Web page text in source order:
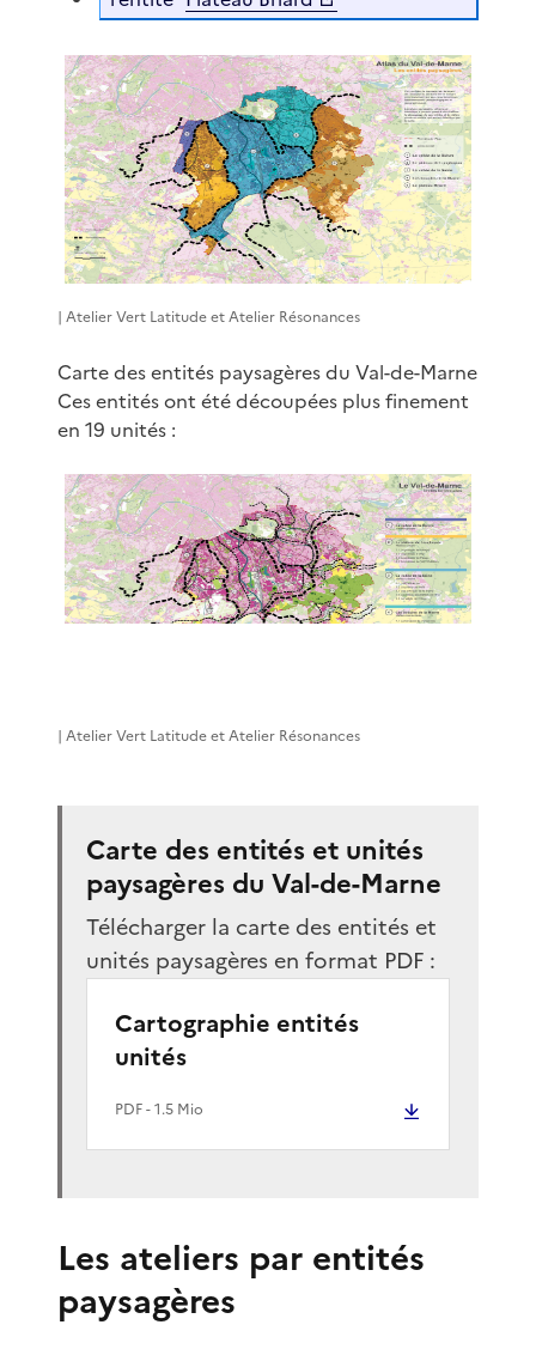
| Atelier Vert Latitude et Atelier Résonances
Carte des entités paysagères du Val-de-Marne
Ces entités ont été découpées plus finement
en 19 unités :
| Atelier Vert Latitude et Atelier Résonances
Carte des entités et unités
paysagères du Val-de-Marne
Télécharger la carte des entités et
unités paysagères en format PDF :
Cartographie entités
unités
PDF- 1.5 Mio
Les ateliers par entités
paysagères